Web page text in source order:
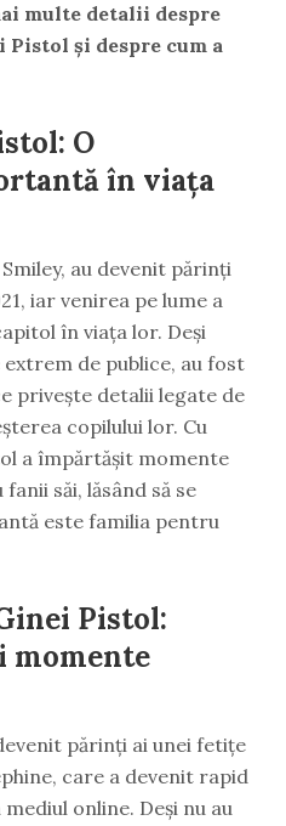
multe detalii despre
și despre cum a
O
în viața
au devenit părinți
iar venirea pe lume a
în viața lor. Deși
de publice, au fost
privește detalii legate de
copilului lor. Cu
a împărtășit momente
săi, lăsând să se
este familia pentru
Pistol:
momente
părinți ai unei fetițe
care a devenit rapid
online. Deși nu au